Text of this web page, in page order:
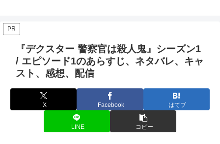
PR
『デクスター 警察官は殺人鬼』シーズン1
/ エピソード1のあらすじ、ネタバレ、キャ
スト、感想、配信
X Facebook はてブ
LINE コピー